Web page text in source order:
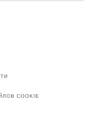
COOKIE